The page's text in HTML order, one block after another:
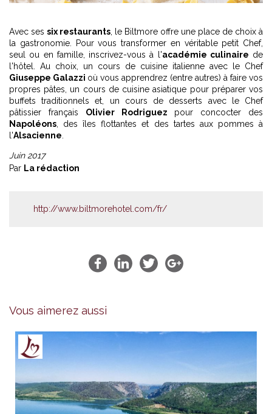
Avec ses six restaurants , le Biltmore offre une place de choix à
la gastronomie. Pour vous transformer en véritable petit Chef,
seul ou en famille, inscrivez-vous à l'académie culinaire de
l'hôtel. Au choix, un cours de cuisine italienne avec le Chef
Giuseppe Galazzi où vous apprendrez (entre autres) à faire vos
propres pâtes, un cours de cuisine asiatique pour préparer vos
buffets traditionnels et, un cours de desserts avec le Chef
pâtissier français Olivier Rodriguez pour concocter des
Napoléons , des îles flottantes et des tartes aux pommes à
l'Alsacienne
Juin 2017
Par La rédaction
http://www.biltmorehotel.com/fr/
Vous aimerez aussi